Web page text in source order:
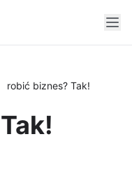
robić biznes? Tak!